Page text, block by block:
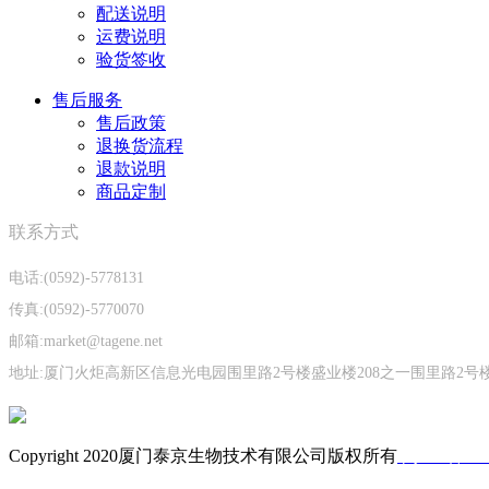
配送说明
运费说明
验货签收
售后服务
售后政策
退换货流程
退款说明
商品定制
联系方式
电话:(0592)-5778131
传真:(0592)-5770070
邮箱:market@tagene.net
地址:厦门火炬高新区信息光电园围里路2号楼盛业楼208之一围里路2号
Copyright 2020厦门泰京生物技术有限公司版权所有